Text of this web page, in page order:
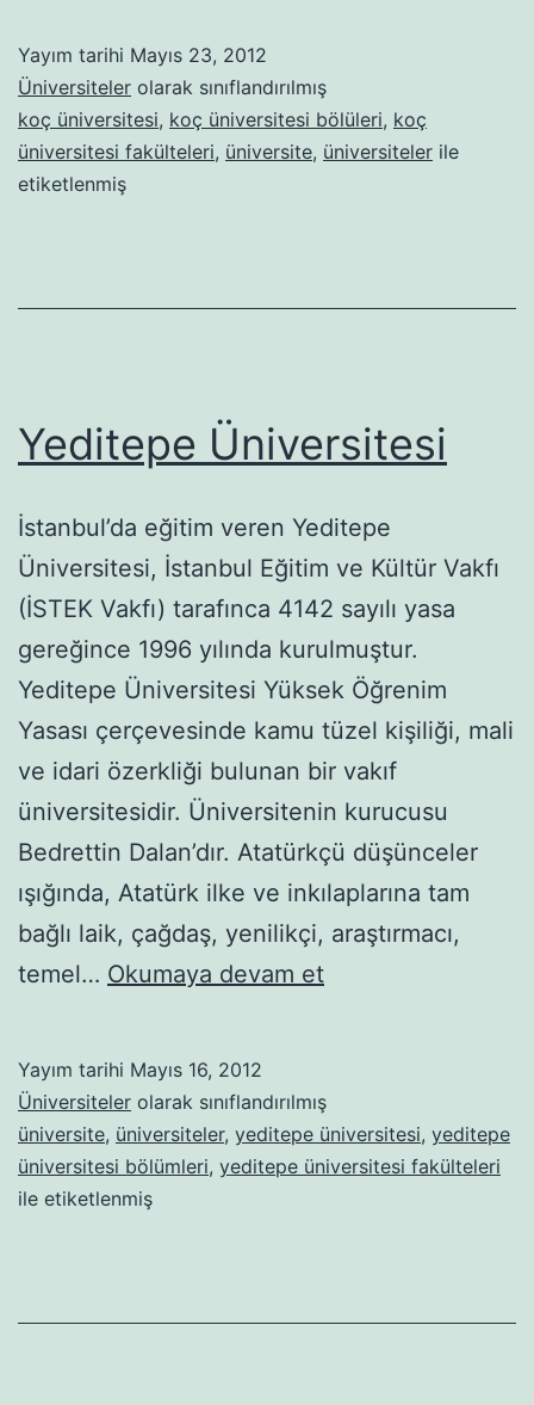
Yayım tarihi Mayıs 23, 2012
Üniversiteler olarak sınıflandırılmış
koç üniversitesi, koç üniversitesi bölüleri, koç
üniversitesi fakülteleri, üniversite, üniversiteler ile
etiketlenmiş
Yeditepe Üniversitesi
İstanbul’da eğitim veren Yeditepe
Üniversitesi, İstanbul Eğitim ve Kültür Vakfı
(İSTEK Vakfı) tarafınca 4142 sayılı yasa
gereğince 1996 yılında kurulmuştur.
Yeditepe Üniversitesi Yüksek Öğrenim
Yasası çerçevesinde kamu tüzel kişiliği, mali
ve idari özerkliği bulunan bir vakıf
üniversitesidir. Üniversitenin kurucusu
Bedrettin Dalan’dır. Atatürkçü düşünceler
ışığında, Atatürk ilke ve inkılaplarına tam
bağlı laik, çağdaş, yenilikçi, araştırmacı,
temel… Okumaya devam etYeditepe
Yayım tarihi Mayıs 16, 2012
Üniversiteler olarak sınıflandırılmış
üniversite, üniversiteler, yeditepe üniversitesi, yeditepe
üniversitesi bölümleri, yeditepe üniversitesi fakülteleri
ile etiketlenmiş